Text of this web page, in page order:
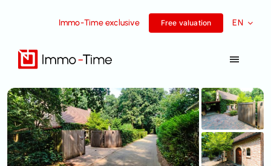
Immo-Time exclusive Free valuation EN
Toggle
Services
For sale